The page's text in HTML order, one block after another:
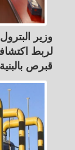
وزير
لربط
قبرص